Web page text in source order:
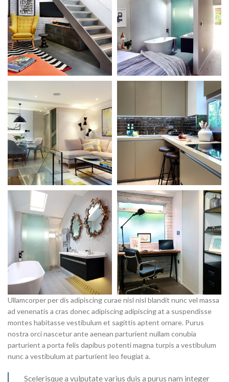
Ullamcorper per dis adipiscing curae nisl nisl blandit nunc vel massa
ad venenatis a cras donec adipiscing adipiscing at a suspendisse
montes habitasse vestibulum et sagittis aptent ornare. Purus
nostra orci nascetur ante aenean parturient nullam conubia
parturient a porta felis dapibus potenti magna turpis a vestibulum
nunc a vestibulum at parturient leo feugiat a.
Scelerisque a vulputate varius duis a purus nam integer